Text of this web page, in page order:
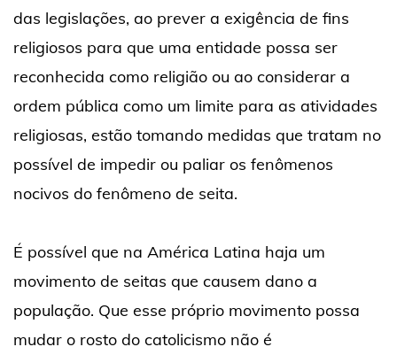
das legislações, ao prever a exigência de fins
religiosos para que uma entidade possa ser
reconhecida como religião ou ao considerar a
ordem pública como um limite para as atividades
religiosas, estão tomando medidas que tratam no
possível de impedir ou paliar os fenômenos
nocivos do fenômeno de seita.
É possível que na América Latina haja um
movimento de seitas que causem dano a
população. Que esse próprio movimento possa
mudar o rosto do catolicismo não é